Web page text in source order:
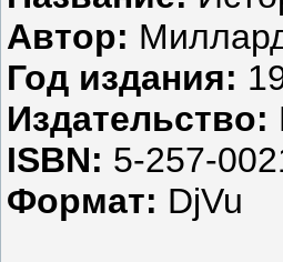
Автор:
Год издания:
Издательство:
ISBN: 5-257-
Формат: DjVu